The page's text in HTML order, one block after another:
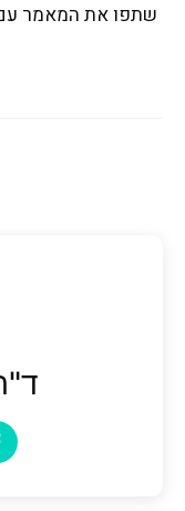
שתפו את המאמר